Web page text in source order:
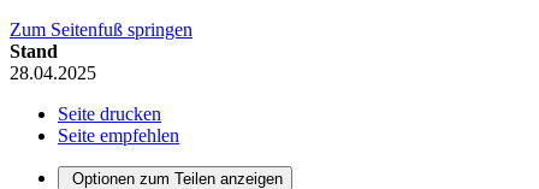
Zum Seitenfuß springen
Stand
28.04.2025
Seite drucken
Seite empfehlen
Optionen zum Teilen anzeigen